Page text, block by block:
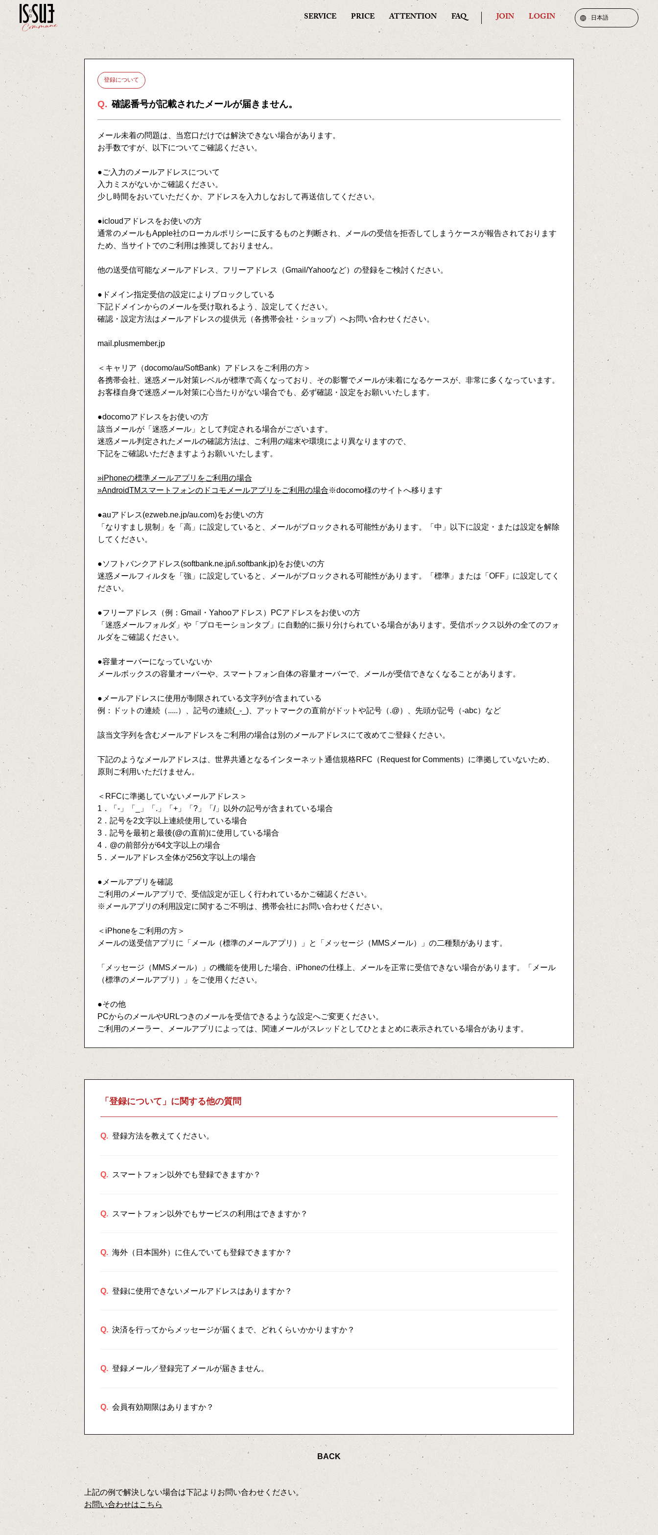
SERVICE PRICE ATTENTION FAQ JOIN LOGIN 日本語
登録について
Q. 確認番号が記載されたメールが届きません。
メール未着の問題は、当窓口だけでは解決できない場合があります。
お手数ですが、以下についてご確認ください。
●ご入力のメールアドレスについて
入力ミスがないかご確認ください。
少し時間をおいていただくか、アドレスを入力しなおして再送信してください。
●icloudアドレスをお使いの方
通常のメールもApple社のローカルポリシーに反するものと判断され、メールの受信を拒否してしまうケースが報告されております
ため、当サイトでのご利用は推奨しておりません。
他の送受信可能なメールアドレス、フリーアドレス（Gmail/Yahooなど）の登録をご検討ください。
●ドメイン指定受信の設定によりブロックしている
下記ドメインからのメールを受け取れるよう、設定してください。
確認・設定方法はメールアドレスの提供元（各携帯会社・ショップ）へお問い合わせください。
mail.plusmember.jp
＜キャリア（docomo/au/SoftBank）アドレスをご利用の方＞
各携帯会社、迷惑メール対策レベルが標準で高くなっており、その影響でメールが未着になるケースが、非常に多くなっています。
お客様自身で迷惑メール対策に心当たりがない場合でも、必ず確認・設定をお願いいたします。
●docomoアドレスをお使いの方
該当メールが「迷惑メール」として判定される場合がございます。
迷惑メール判定されたメールの確認方法は、ご利用の端末や環境により異なりますので、
下記をご確認いただきますようお願いいたします。
»iPhoneの標準メールアプリをご利用の場合
»AndroidTMスマートフォンのドコモメールアプリをご利用の場合※docomo様のサイトへ移ります
●auアドレス(ezweb.ne.jp/au.com)をお使いの方
「なりすまし規制」を「高」に設定していると、メールがブロックされる可能性があります。「中」以下に設定・または設定を解除
してください。
●ソフトバンクアドレス(softbank.ne.jp/i.softbank.jp)をお使いの方
迷惑メールフィルタを「強」に設定していると、メールがブロックされる可能性があります。「標準」または「OFF」に設定してく
ださい。
●フリーアドレス（例：Gmail・Yahooアドレス）PCアドレスをお使いの方
「迷惑メールフォルダ」や「プロモーションタブ」に自動的に振り分けられている場合があります。受信ボックス以外の全てのフォ
ルダをご確認ください。
●容量オーバーになっていないか
メールボックスの容量オーバーや、スマートフォン自体の容量オーバーで、メールが受信できなくなることがあります。
●メールアドレスに使用が制限されている文字列が含まれている
例：ドットの連続（.....）、記号の連続(_-_)、アットマークの直前がドットや記号（.@）、先頭が記号（-abc）など
該当文字列を含むメールアドレスをご利用の場合は別のメールアドレスにて改めてご登録ください。
下記のようなメールアドレスは、世界共通となるインターネット通信規格RFC（Request for Comments）に準拠していないため、
原則ご利用いただけません。
＜RFCに準拠していないメールアドレス＞
1．「-」「_」「.」「+」「?」「/」以外の記号が含まれている場合
2．記号を2文字以上連続使用している場合
3．記号を最初と最後(@の直前)に使用している場合
4．@の前部分が64文字以上の場合
5．メールアドレス全体が256文字以上の場合
●メールアプリを確認
ご利用のメールアプリで、受信設定が正しく行われているかご確認ください。
※メールアプリの利用設定に関するご不明は、携帯会社にお問い合わせください。
＜iPhoneをご利用の方＞
メールの送受信アプリに「メール（標準のメールアプリ）」と「メッセージ（MMSメール）」の二種類があります。
「メッセージ（MMSメール）」の機能を使用した場合、iPhoneの仕様上、メールを正常に受信できない場合があります。「メール
（標準のメールアプリ）」をご使用ください。
●その他
PCからのメールやURLつきのメールを受信できるような設定へご変更ください。
ご利用のメーラー、メールアプリによっては、関連メールがスレッドとしてひとまとめに表示されている場合があります。
「登録について」に関する他の質問
Q. 登録方法を教えてください。
Q. スマートフォン以外でも登録できますか？
Q. スマートフォン以外でもサービスの利用はできますか？
Q. 海外（日本国外）に住んでいても登録できますか？
Q. 登録に使用できないメールアドレスはありますか？
Q. 決済を行ってからメッセージが届くまで、どれくらいかかりますか？
Q. 登録メール／登録完了メールが届きません。
Q. 会員有効期限はありますか？
BACK
上記の例で解決しない場合は下記よりお問い合わせください。
お問い合わせはこちら